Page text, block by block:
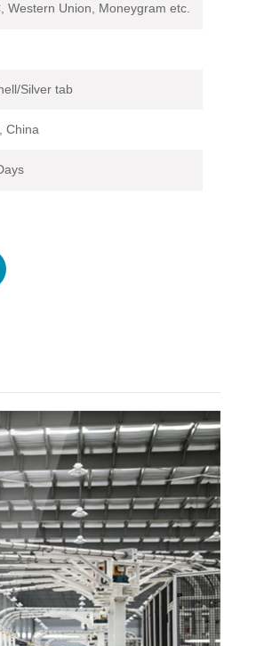
Western Union, Moneygram etc.
Silver tab
China